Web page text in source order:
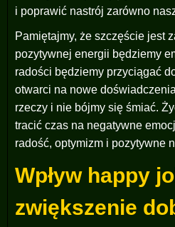
i poprawić nastrój zarówno
Pamiętajmy, że szczęście jest
pozytywnej energii będziemy
radości będziemy przyciągać
otwarci na nowe
rzeczy i nie bójmy się śmiać.
tracić czas na negatywne
radość, optymizm i pozytywne
Wpływ happy
zwiększenie